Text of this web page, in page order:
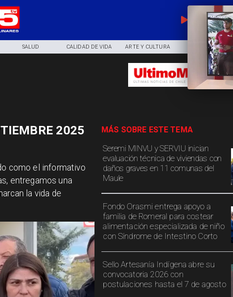
EN VIVO
SALUD CALIDAD DE VIDA ARTE Y CULTURA COMUNIDAD
Seremi MINVU y SERVIU inician
evaluación técnica de viviendas con
daños graves en 11 comunas del
Maule
Fondo Orasmi entrega apoyo a
familia de Romeral para costear
alimentación especializada de niño
con Síndrome de Intestino Corto
Sello Artesanía Indígena abre su
convocatoria 2026 con
postulaciones hasta el 7 de agosto
MÁS SOBRE ESTE TEMA
2025
como el informativo
entregamos una
la vida de